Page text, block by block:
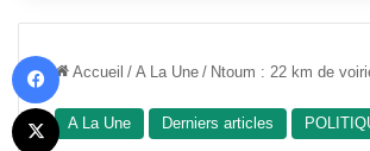
Accueil / A La Une / Ntoum : 22 km de
A La Une Derniers articles
X